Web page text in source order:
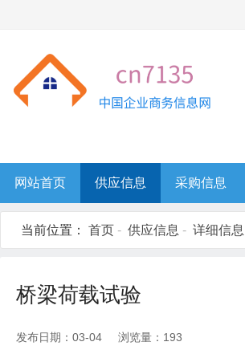
网站首页 供应信息 采购信息
当前位置： 首页 - 供应信息 - 详细信息
桥梁荷载试验
发布日期：03-04 浏览量：193